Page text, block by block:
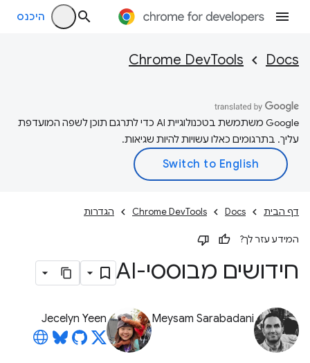
היכנס
Docs
Chrome DevTools
‫Google משתמשת בטכנולוגיית AI כדי לתרגם תוכן לשפה המועדפת
עליך. בתרגומים כאלו עשויות להיות שגיאות.
דף הבית Docs
Chrome DevTools הגדרות
המידע עזר לך?
חידושים מבוססי-AI
Meysam Sarabadani
Jecelyn Yeen